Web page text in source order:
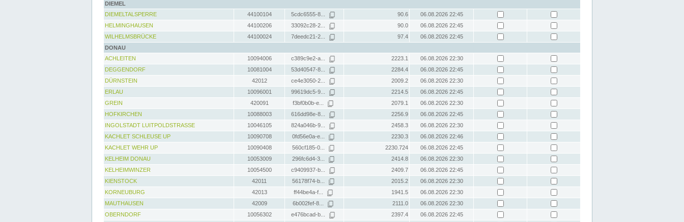
DIEMEL
DIEMELTALSPERRE
44100104 5cdc6555-8... 90.6
06.08.2026 22:45
HELMINGHAUSEN
44100206 33092c28-2... 90.0
06.08.2026 22:45
WILHELMSBRÜCKE
44100024 7deedc21-2... 97.4
06.08.2026 22:45
DONAU
ACHLEITEN
10094006 c389c9e2-a... 2223.1
06.08.2026 22:30
DEGGENDORF
10081004 53d40547-8... 2284.4
06.08.2026 22:45
DÜRNSTEIN
42012 ce4e3050-2... 2009.2
06.08.2026 22:30
ERLAU
10096001 99619dc5-9... 2214.5
06.08.2026 22:45
GREIN
420091 f3bf0b0b-e... 2079.1
06.08.2026 22:30
HOFKIRCHEN
10088003 616dd98e-8... 2256.9
06.08.2026 22:45
INGOLSTADT LUITPOLDSTRASSE
10046105 824a046b-9... 2458.3
06.08.2026 22:30
KACHLET SCHLEUSE UP
10090708 0fd56e0a-e... 2230.3
06.08.2026 22:46
KACHLET WEHR UP
10090408 560cf185-0... 2230.724
06.08.2026 22:45
KELHEIM DONAU
10053009 296fc6d4-3... 2414.8
06.08.2026 22:30
KELHEIMWINZER
10054500 c9409937-b... 2409.7
06.08.2026 22:45
KIENSTOCK
42011 56178f74-b... 2015.2
06.08.2026 22:30
KORNEUBURG
42013 ff44be4a-f... 1941.5
06.08.2026 22:30
MAUTHAUSEN
42009 6b002fef-8... 2111.0
06.08.2026 22:30
OBERNDORF
10056302 e476bcad-b... 2397.4
06.08.2026 22:45